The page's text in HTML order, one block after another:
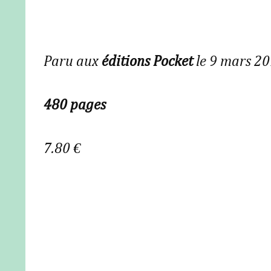
Paru aux éditions Pocketle 9 mars
480 pages
7.80 €